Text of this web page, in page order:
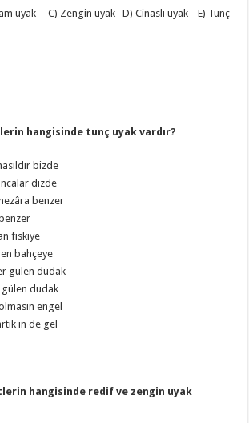
uyak C) Zengin uyak D) Cinaslı uyak E) Tunç
hangisinde tunç uyak vardır?
bizde
dizde
benzer
fıskiye
bahçeye
gülen dudak
gülen dudak
engel
in de gel
hangisinde redif ve zengin uyak